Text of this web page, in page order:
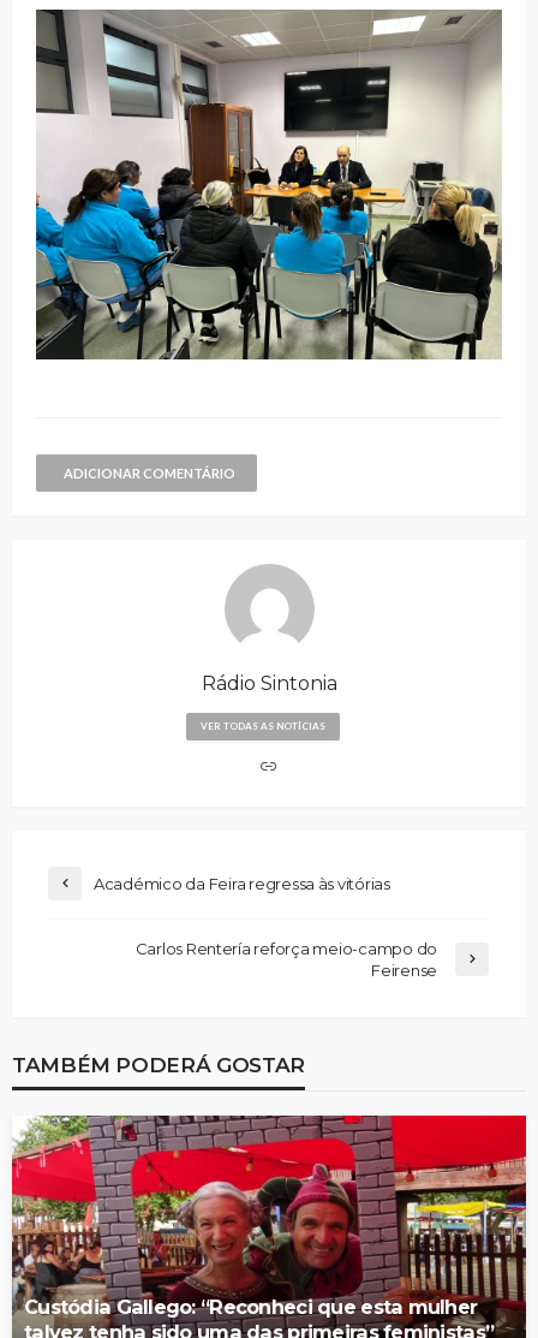
ADICIONAR COMENTÁRIO
Rádio Sintonia
VER TODAS AS NOTÍCIAS
Académico da Feira regressa às vitórias
Carlos Rentería reforça meio-campo do
Feirense
TAMBÉM PODERÁ GOSTAR
Custódia Gallego: “Reconheci que esta mulher
talvez tenha sido uma das primeiras feministas”